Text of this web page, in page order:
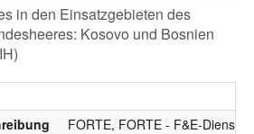
in den Einsatzgebieten des
Kosovo und Bosnien
FORTE, FORTE - F&E-